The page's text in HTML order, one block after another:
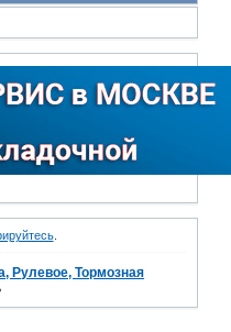
.
Рулевое, Тормозная